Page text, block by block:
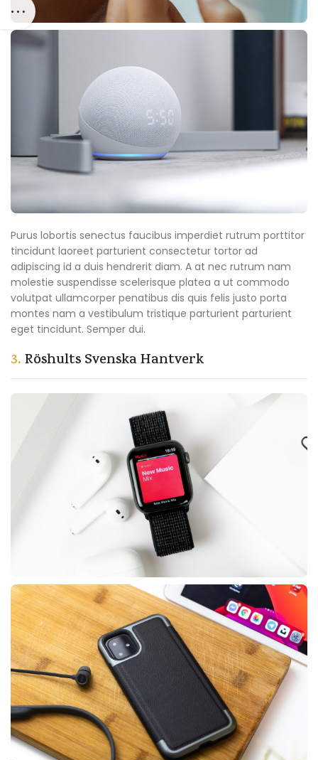
Purus lobortis senectus faucibus imperdiet rutrum porttitor
tincidunt laoreet parturient consectetur tortor ad
adipiscing id a duis hendrerit diam. A at nec rutrum nam
molestie suspendisse scelerisque platea a ut commodo
volutpat ullamcorper penatibus dis quis felis justo porta
montes nam a vestibulum tristique parturient parturient
eget tincidunt. Semper dui.
3.Röshults Svenska Hantverk